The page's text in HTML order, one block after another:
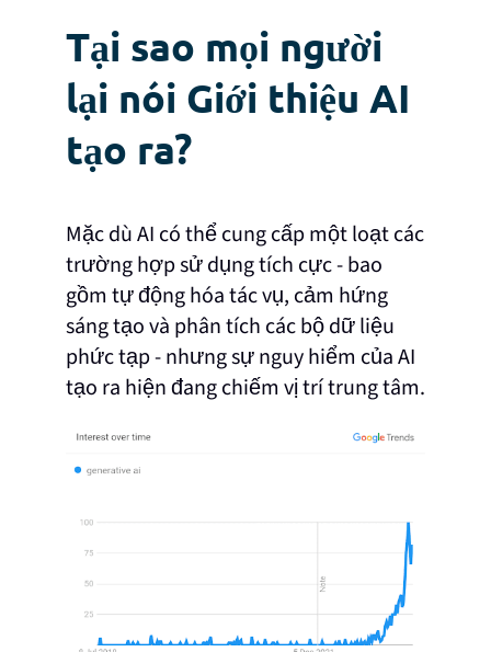
Tại sao mọi người
lại nói Giới thiệu AI
tạo ra?
Mặc dù AI có thể cung cấp một loạt các
trường hợp sử dụng tích cực - bao
gồm tự động hóa tác vụ, cảm hứng
sáng tạo và phân tích các bộ dữ liệu
phức tạp - nhưng sự nguy hiểm của AI
tạo ra hiện đang chiếm vị trí trung tâm.